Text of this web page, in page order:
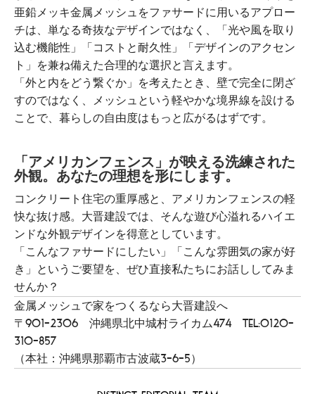
亜鉛メッキ金属メッシュをファサードに用いるアプロー
チは、単なる奇抜なデザインではなく、「光や風を取り
込む機能性」「コストと耐久性」「デザインのアクセン
ト」を兼ね備えた合理的な選択と言えます。
「外と内をどう繋ぐか」を考えたとき、壁で完全に閉ざ
すのではなく、メッシュという軽やかな境界線を設ける
ことで、暮らしの自由度はもっと広がるはずです。
「アメリカンフェンス」が映える洗練された
外観。あなたの理想を形にします。
コンクリート住宅の重厚感と、アメリカンフェンスの軽
快な抜け感。大晋建設では、そんな遊び心溢れるハイエ
ンドな外観デザインを得意としています。
「こんなファサードにしたい」「こんな雰囲気の家が好
き」というご要望を、ぜひ直接私たちにお話ししてみま
せんか？
金属メッシュで家をつくるなら大晋建設へ
〒901-2306 沖縄県北中城村ライカム474 TEL:0120-
310-857
（本社：沖縄県那覇市古波蔵3-6-5）